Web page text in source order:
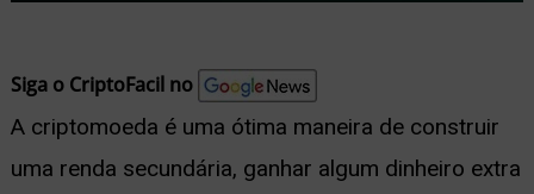
Siga o CriptoFacil no
A criptomoeda é uma ótima maneira de construir
uma renda secundária, ganhar algum dinheiro extra